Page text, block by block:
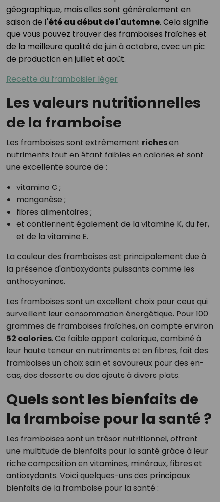
géographique, mais elles sont généralement en
saison de l'été au début de l'automne. Cela signifie
que vous pouvez trouver des framboises fraîches et
de la meilleure qualité de juin à octobre, avec un pic
de production en juillet et août.
Recette du framboisier léger
Les valeurs nutritionnelles
de la framboise
Les framboises sont extrêmement richesen
nutriments tout en étant faibles en calories et sont
une excellente source de :
vitamine C ;
manganèse ;
fibres alimentaires ;
et contiennent également de la vitamine K, du fer,
et de la vitamine E.
La couleur des framboises est principalement due à
la présence d'antioxydants puissants comme les
anthocyanines.
Les framboises sont un excellent choix pour ceux qui
surveillent leur consommation énergétique. Pour 100
grammes de framboises fraîches, on compte environ
52 calories. Ce faible apport calorique, combiné à
leur haute teneur en nutriments et en fibres, fait des
framboises un choix sain et savoureux pour des en-
cas, des desserts ou des ajouts à divers plats.
Quels sont les bienfaits de
la framboise pour la santé ?
Les framboises sont un trésor nutritionnel, offrant
une multitude de bienfaits pour la santé grâce à leur
riche composition en vitamines, minéraux, fibres et
antioxydants. Voici quelques-uns des principaux
bienfaits de la framboise pour la santé :